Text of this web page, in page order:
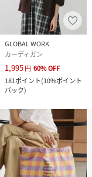
GLOBAL WORK
カーディガン
1,995円 60%OFF
181ポイント(10%ポイント
バック)